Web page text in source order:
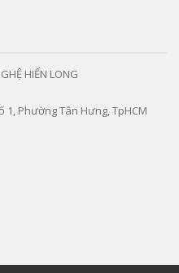
HIỂN LONG
1, Phường Tân Hưng, TpHCM